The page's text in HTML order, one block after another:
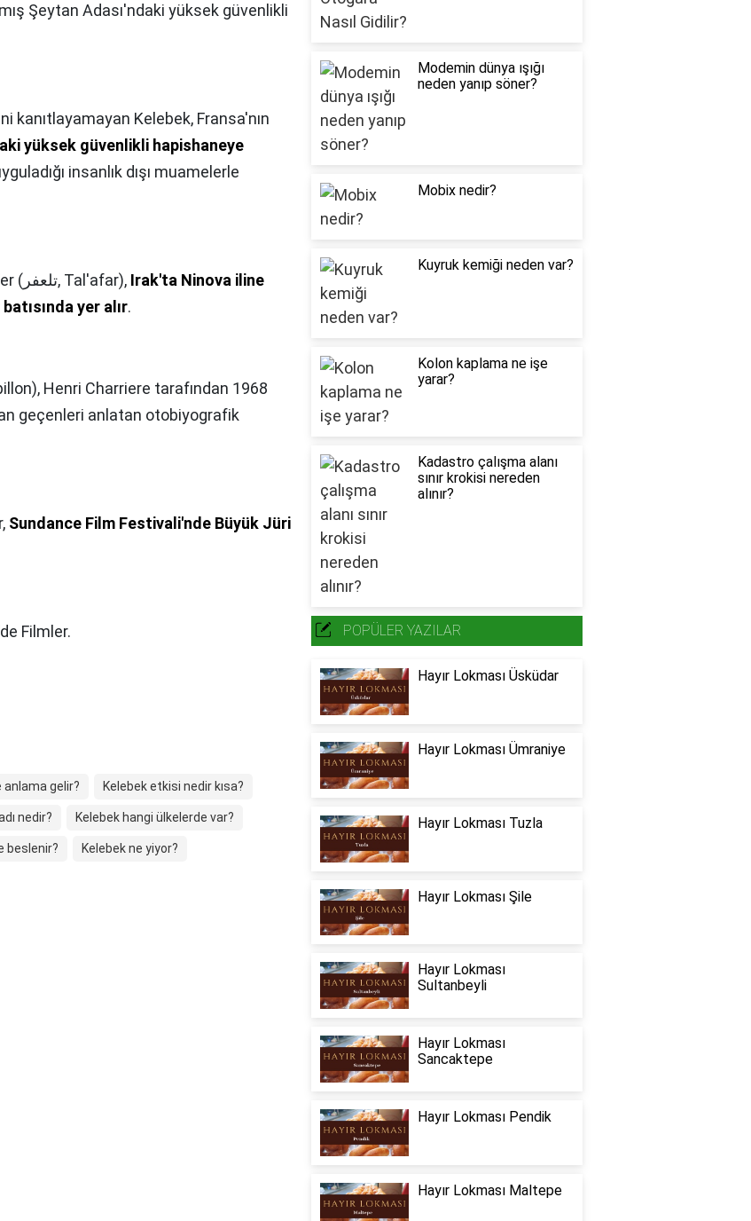
Şeytan Adası'ndaki yüksek güvenlikli
kanıtlayamayan Kelebek, Fransa'nın
yüksek güvenlikli hapishaneye
insanlık dışı muamelerle
Telafer (تلعفر, Tal'afar), Irak'ta Ninova iline
yer alır.
Henri Charriere tarafından 1968
geçenleri anlatan otobiyografik
Sundance Film Festivali'nde Büyük Jüri
Filmler.
anlama gelir? Kelebek etkisi nedir kısa?
nedir? Kelebek hangi ülkelerde var?
beslenir? Kelebek ne yiyor?
Modemin dünya ışığı
neden yanıp söner?
Mobix nedir?
Kuyruk kemiği neden var?
Kolon kaplama ne işe
yarar?
Kadastro çalışma alanı
sınır krokisi nereden
alınır?
POPÜLER YAZILAR
Hayır Lokması Üsküdar
Hayır Lokması Ümraniye
Hayır Lokması Tuzla
Hayır Lokması Şile
Hayır Lokması
Sultanbeyli
Hayır Lokması
Sancaktepe
Hayır Lokması Pendik
Hayır Lokması Maltepe